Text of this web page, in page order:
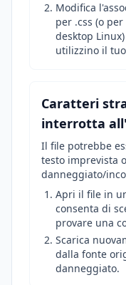
Modifica
per .css (o
desktop
utilizzino il
Caratteri
interrotta
Il file potrebbe
testo imprevista
danneggiato/
Apri il file in
consenta di
provare una
Scarica
dalla fonte
danneggiato.